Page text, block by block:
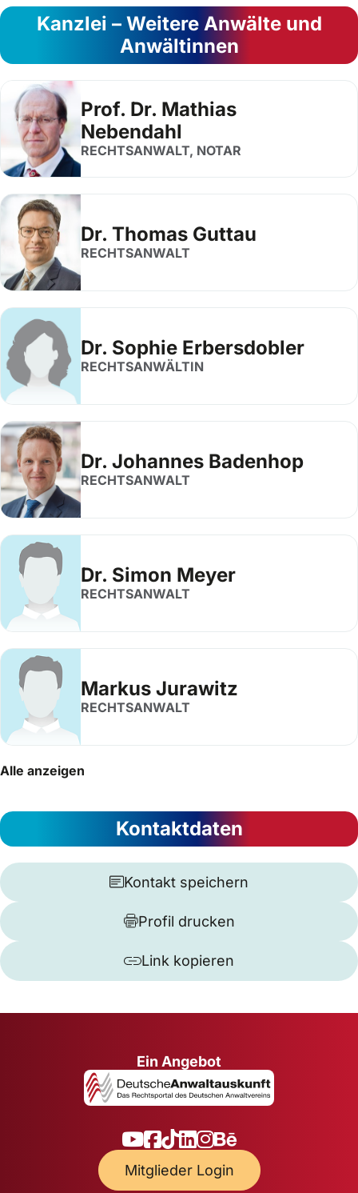
Kanzlei – Weitere Anwälte und
Anwältinnen
Prof. Dr. Mathias
Nebendahl
RECHTSANWALT, NOTAR
Dr. Thomas Guttau
RECHTSANWALT
Dr. Sophie Erbersdobler
RECHTSANWÄLTIN
Dr. Johannes Badenhop
RECHTSANWALT
Dr. Simon Meyer
RECHTSANWALT
Markus Jurawitz
RECHTSANWALT
Alle anzeigen
Kontaktdaten
Kontakt speichern
Profil drucken
Link kopieren
Ein Angebot
Mitglieder Login